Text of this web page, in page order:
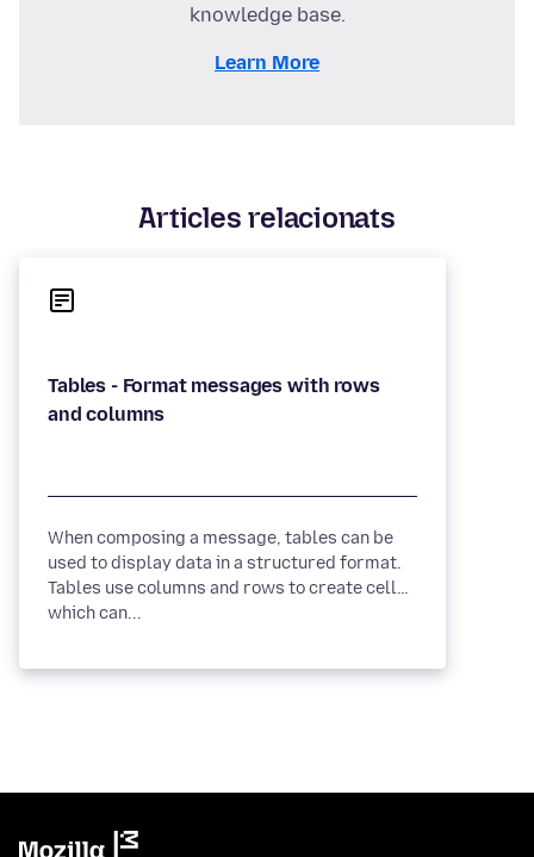
knowledge base.
Learn More
Articles relacionats
Tables - Format messages with rows
When composing a message, tables can be
used to display data in a structured format.
Tables use columns and rows to create cells,
which can...